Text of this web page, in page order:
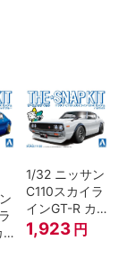
1/32 ニッサン
C110スカイラ
インGT-R カ
スタム(ホワイ
ト)
1,923 円